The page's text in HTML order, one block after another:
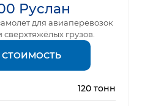
Руслан
для авиаперевозок
грузов.
СТОИМОСТЬ
120 тонн